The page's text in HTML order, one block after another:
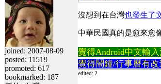
joined: 2007-08-09
posted: 11519
promoted: 617
bookmarked: 187
沒想到在台灣也發生了
中華民國真的是愈來愈
覺得Android中文輸
覺得鬧鐘/行事曆有改
edited: 2